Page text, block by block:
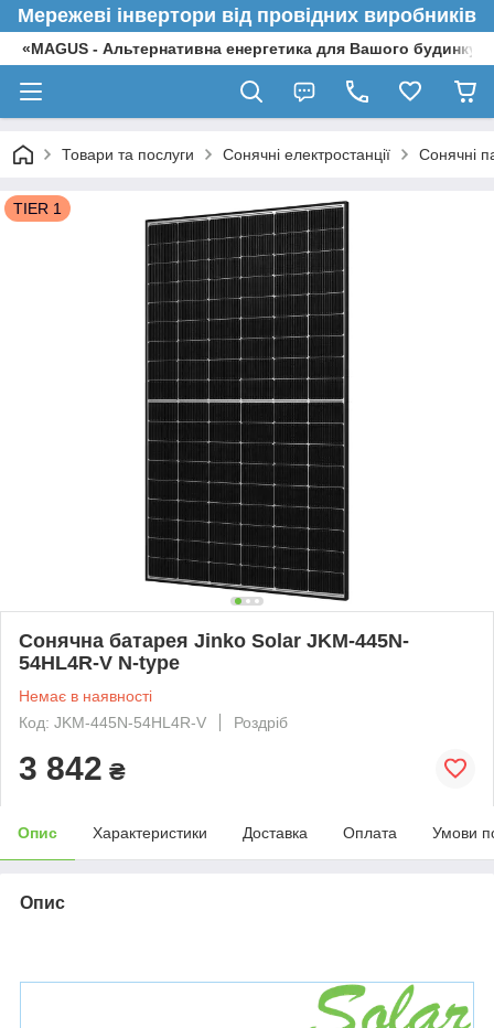
Мережеві інвертори від провідних виробників
«MAGUS - Альтернативна енергетика для Вашого будинку»
Товари та послуги Сонячні електростанції Сонячні
TIER 1
Сонячна батарея Jinko Solar JKM-445N-
54HL4R-V N-type
Немає в наявності
Код: JKM-445N-54HL4R-V
Роздріб
3 842 ₴
Опис Характеристики Доставка Оплата Умови
Опис